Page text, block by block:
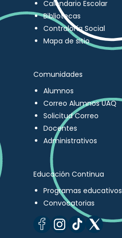
Calendario Escolar
Bibliotecas
Contraloría Social
Mapa de sitio
Comunidades
Alumnos
Correo Alumnos UAQ
Solicitud Correo
Docentes
Administrativos
Educación Continua
Programas educativos
Convocatorias